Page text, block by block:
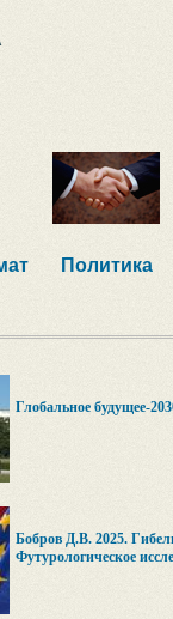
Политика
Глобальное будущее-
Бобров Д.В. 2025.
Футурологическое